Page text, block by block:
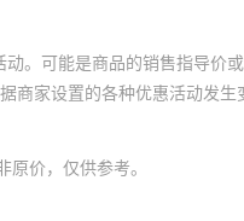
。可能是商品的销售指导价
家设置的各种优惠活动发生
价，仅供参考。